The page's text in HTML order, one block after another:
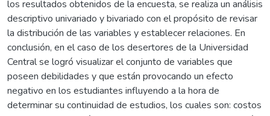
los resultados obtenidos de la encuesta, se realiza un análisis
descriptivo univariado y bivariado con el propósito de revisar
la distribución de las variables y establecer relaciones. En
conclusión, en el caso de los desertores de la Universidad
Central se logró visualizar el conjunto de variables que
poseen debilidades y que están provocando un efecto
negativo en los estudiantes influyendo a la hora de
determinar su continuidad de estudios, los cuales son: costos